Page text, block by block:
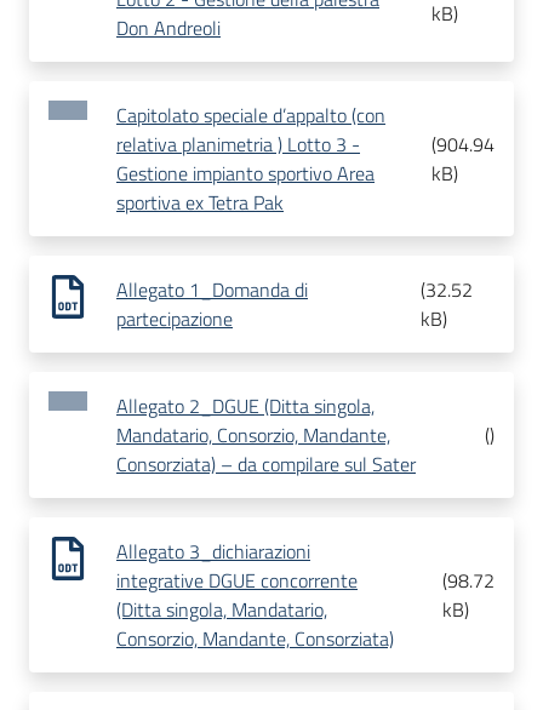
Don Andreoli
kB)
Capitolato speciale d’appalto (con
relativa planimetria ) Lotto 3 -
Gestione impianto sportivo Area
sportiva ex Tetra Pak
(904.94
kB)
Allegato 1_Domanda di
partecipazione
(32.52
kB)
Allegato 2_DGUE (Ditta singola,
Mandatario, Consorzio, Mandante,
Consorziata) – da compilare sul Sater
()
Allegato 3_dichiarazioni
integrative DGUE concorrente
(Ditta singola, Mandatario,
Consorzio, Mandante, Consorziata)
(98.72
kB)